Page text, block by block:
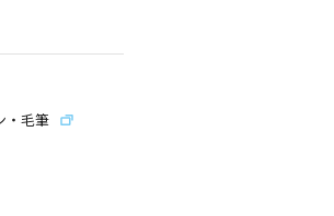
・毛筆